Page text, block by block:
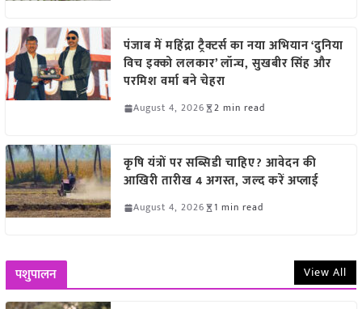
पंजाब में महिंद्रा ट्रैक्टर्स का नया अभियान ‘दुनिया
विच इक्को ललकार’ लॉन्च, सुखबीर सिंह और
परमिश वर्मा बने चेहरा
August 4, 2026 2 min read
कृषि यंत्रों पर सब्सिडी चाहिए? आवेदन की
आखिरी तारीख 4 अगस्त, जल्द करें अप्लाई
August 4, 2026 1 min read
पशुपालन View All